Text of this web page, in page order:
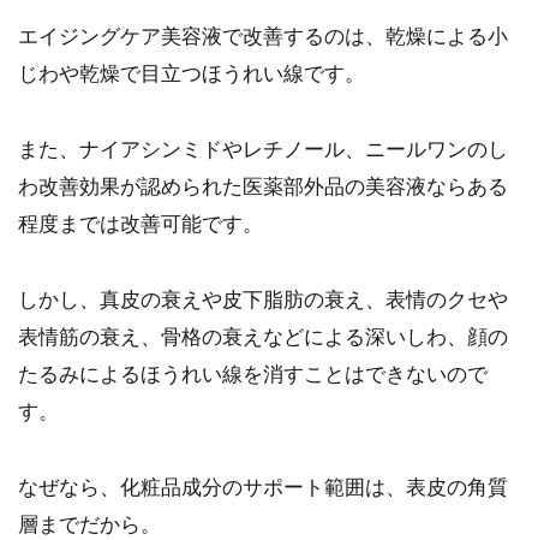
エイジングケア美容液で改善するのは、乾燥による小
じわや乾燥で目立つほうれい線です。
また、ナイアシンミドやレチノール、ニールワンのし
わ改善効果が認められた医薬部外品の美容液ならある
程度までは改善可能です。
しかし、真皮の衰えや皮下脂肪の衰え、表情のクセや
表情筋の衰え、骨格の衰えなどによる深いしわ、顔の
たるみによるほうれい線を消すことはできないので
す。
なぜなら、化粧品成分のサポート範囲は、表皮の角質
層までだから。